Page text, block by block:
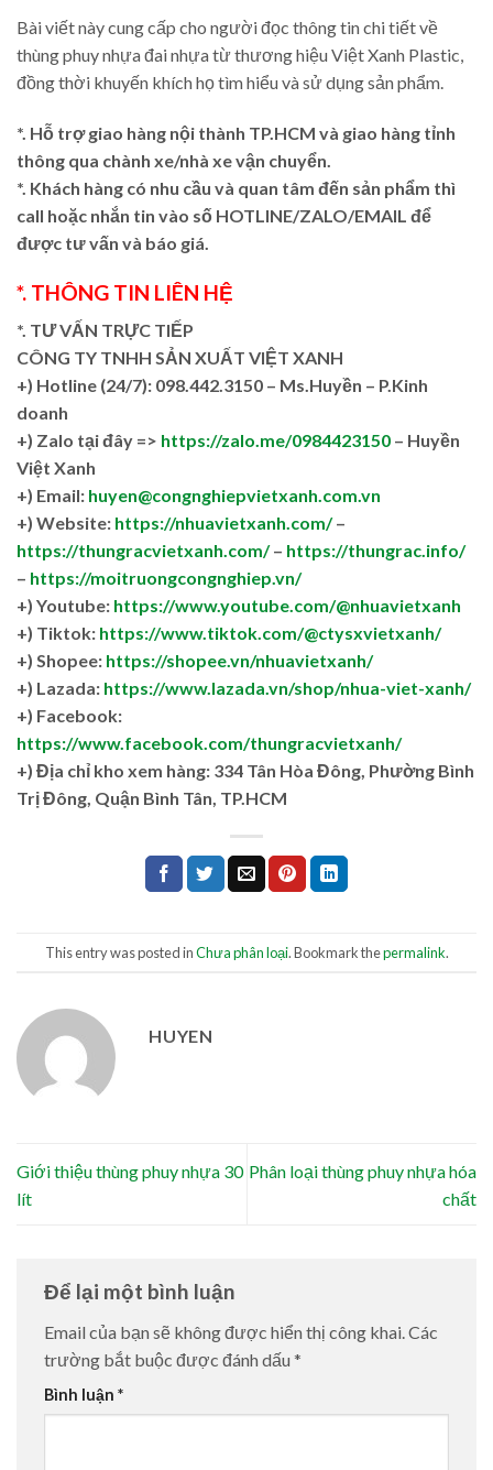
Bài viết này cung cấp cho người đọc thông tin chi tiết về
thùng phuy nhựa đai nhựa từ thương hiệu Việt Xanh Plastic,
đồng thời khuyến khích họ tìm hiểu và sử dụng sản phẩm.
*. Hỗ trợ giao hàng nội thành TP.HCM và giao hàng tỉnh
thông qua chành xe/nhà xe vận chuyển.
*. Khách hàng có nhu cầu và quan tâm đến sản phẩm thì
call hoặc nhắn tin vào số HOTLINE/ZALO/EMAIL để
được tư vấn và báo giá.
*. THÔNG TIN LIÊN HỆ
*. TƯ VẤN TRỰC TIẾP
CÔNG TY TNHH SẢN XUẤT VIỆT XANH
+) Hotline (24/7): 098.442.3150 – Ms.Huyền – P.Kinh
doanh
+) Zalo tại đây => https://zalo.me/0984423150 – Huyền
Việt Xanh
+) Email: huyen@congnghiepvietxanh.com.vn
+) Website: https://nhuavietxanh.com/–
https://thungracvietxanh.com/– https://thungrac.info/
– https://moitruongcongnghiep.vn/
+) Youtube: https://www.youtube.com/@nhuavietxanh
+) Tiktok: https://www.tiktok.com/@ctysxvietxanh/
+) Shopee: https://shopee.vn/nhuavietxanh/
+) Lazada: https://www.lazada.vn/shop/nhua-viet-xanh/
+) Facebook:
https://www.facebook.com/thungracvietxanh/
+) Địa chỉ kho xem hàng: 334 Tân Hòa Đông, Phường Bình
Trị Đông, Quận Bình Tân, TP.HCM
This entry was posted inChưa phân loại. Bookmark thepermalink.
HUYEN
Giới thiệu thùng phuy nhựa 30
lít
Phân loại thùng phuy nhựa hóa
chất
Để lại một bình luận
Email của bạn sẽ không được hiển thị công khai.Các
trường bắt buộc được đánh dấu *
Bình luận *